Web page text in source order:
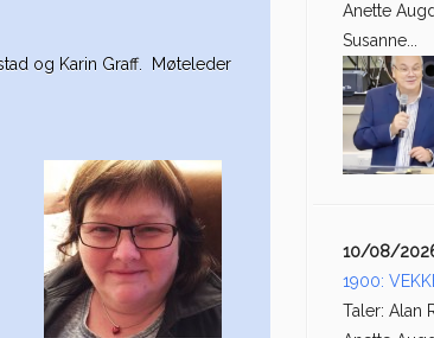
og Karin Graff. Møteleder
Anette
Susanne...
10/08/
1900:
Taler: Alan